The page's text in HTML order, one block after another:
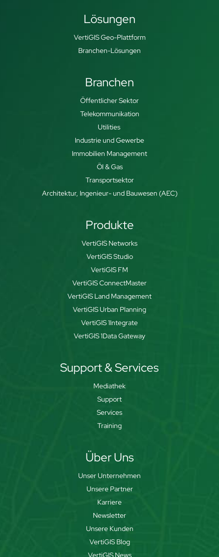
Lösungen
VertiGIS Geo-Plattform
Branchen-Lösungen
Branchen
Öffentlicher Sektor
Telekommunikation
Utilities
Industrie und Gewerbe
Immobilien Management
Öl & Gas
Transportsektor
Architektur, Ingenieur- und Bauwesen (AEC)
Produkte
VertiGIS Networks
VertiGIS Studio
VertiGIS FM
VertiGIS ConnectMaster
VertiGIS Land Management
VertiGIS Urban Planning
VertiGIS 1Integrate
VertiGIS 1Data Gateway
Support & Services
Mediathek
Support
Services
Training
Über Uns
Unser Unternehmen
Unsere Partner
Karriere
Newsletter
Unsere Kunden
VertiGIS Blog
VertiGIS News